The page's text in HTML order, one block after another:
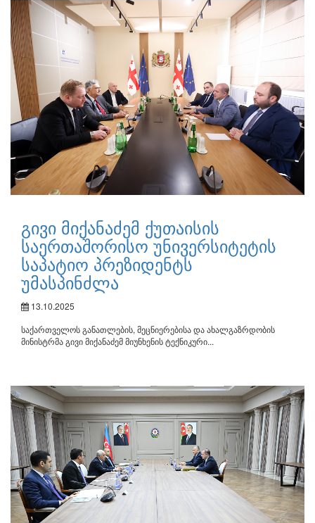
გივი მიქანაძემ ქუთაისის
საერთაშორისო უნივერსიტეტის
საპატიო პრეზიდენტს
უმასპინძლა
13.10.2025
საქართველოს განათლების, მეცნიერებისა და ახალგაზრდობის
მინისტრმა გივი მიქანაძემ მიუნხენის ტექნიკური...